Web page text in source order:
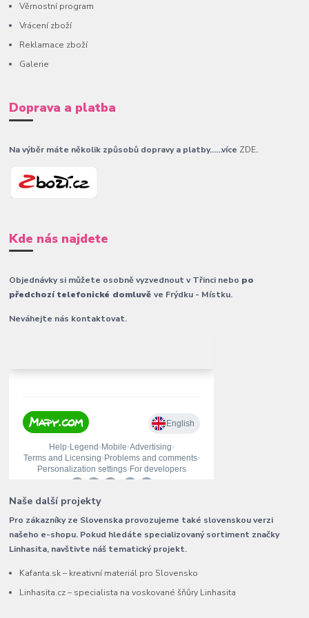
Věrnostní program
Vrácení zboží
Reklamace zboží
Galerie
Doprava a platba
Na výběr máte několik způsobů dopravy a platby......více ZDE.
Kde nás najdete
Objednávky si můžete osobně vyzvednout v Třinci nebo po
předchozí telefonické domluvěve Frýdku - Místku.
Neváhejte nás kontaktovat.
Naše další projekty
Pro zákazníky ze Slovenska provozujeme také slovenskou verzi
našeho e-shopu. Pokud hledáte specializovaný sortiment značky
Linhasita, navštivte náš tematický projekt.
Kafanta.sk – kreativní materiál pro Slovensko
Linhasita.cz – specialista na voskované šňůry Linhasita